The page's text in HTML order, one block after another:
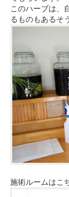
このハーブは、
るものもあるそ
施術ルームはこ